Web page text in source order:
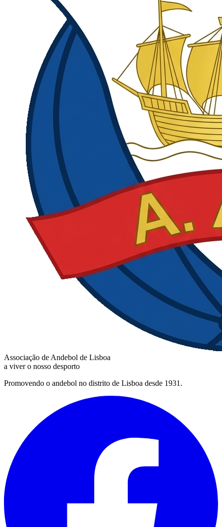
Associação de Andebol de Lisboa
a viver o nosso desporto
Promovendo o andebol no distrito de Lisboa desde 1931.